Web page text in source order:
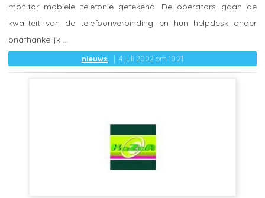
nieuws 4 juli 2002 om 10:21
monitor mobiele telefonie getekend. De operators gaan de
kwaliteit van de telefoonverbinding en hun helpdesk onder
onafhankelijk ...